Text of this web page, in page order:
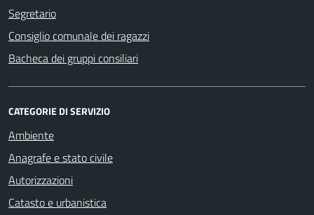
Segretario
Consiglio comunale dei ragazzi
Bacheca dei gruppi consiliari
CATEGORIE DI SERVIZIO
Ambiente
Anagrafe e stato civile
Autorizzazioni
Catasto e urbanistica